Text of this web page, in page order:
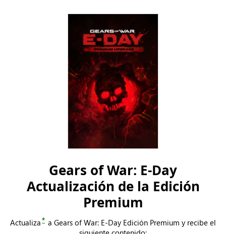
Gears of War: E-Day
Actualización de la Edición
Premium
Actualiza * a Gears of War: E-Day Edición Premium y recibe el